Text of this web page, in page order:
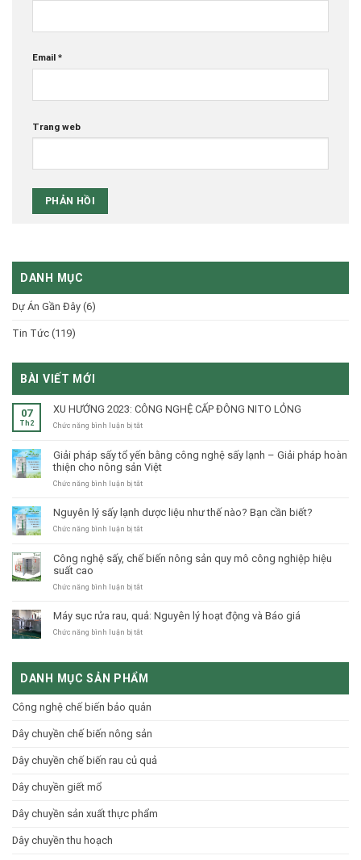
Email *
Trang web
DANH MỤC
Dự Án Gần Đây (6)
Tin Tức (119)
BÀI VIẾT MỚI
07
Th2
XU HƯỚNG 2023: CÔNG NGHỆ CẤP ĐÔNG NITO LỎNG
Chức năng bình luận bị tắtở
2023:
CÔNG
NGHỆ
NITO
LỎNG
Giải pháp sấy tổ yến bằng công nghệ sấy lạnh – Giải pháp hoàn
thiện cho nông sản Việt
Chức năng bình luận bị tắtở
sấy
tổ
công
sấy
Giải
pháp
cho
nông
Nguyên lý sấy lạnh dược liệu như thế nào? Bạn cần biết?
Chức năng bình luận bị tắtở
sấy
dược
thế
nào?
biết?
Công nghệ sấy, chế biến nông sản quy mô công nghiệp hiệu
suất cao
Chức năng bình luận bị tắtở
sấy,
chế
quy
nghiệp
suất
Máy sục rửa rau, quả: Nguyên lý hoạt động và Báo giá
Chức năng bình luận bị tắtở
rau,
lý
động
Báo
giá
DANH MỤC SẢN PHẨM
Công nghệ chế biến bảo quản
Dây chuyền chế biến nông sản
Dây chuyền chế biến rau củ quả
Dây chuyền giết mổ
Dây chuyền sản xuất thực phẩm
Dây chuyền thu hoạch